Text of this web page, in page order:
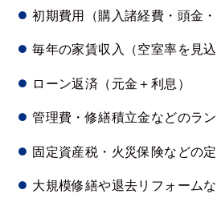
初期費用（購入諸経費・頭金・
毎年の家賃収入（空室率を見込
ローン返済（元金＋利息）
管理費・修繕積立金などのラ
固定資産税・火災保険などの
大規模修繕や退去リフォーム